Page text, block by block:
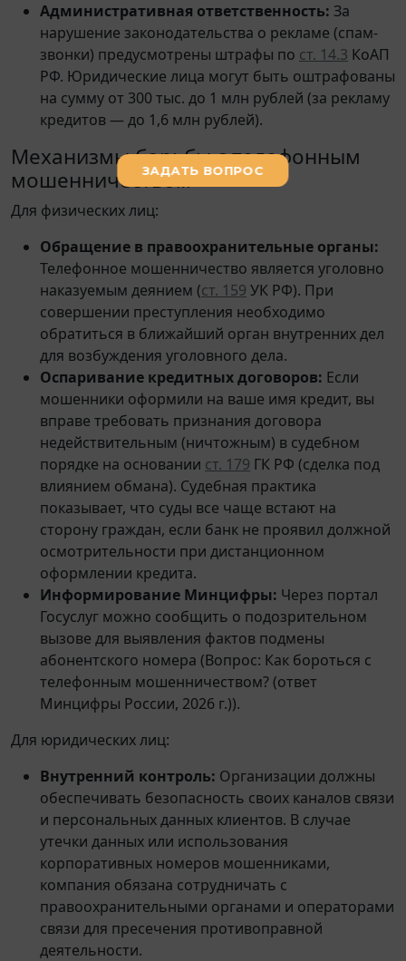
Административная ответственность: За
нарушение законодательства о рекламе (спам-
звонки) предусмотрены штрафы по ст. 14.3 КоАП
РФ. Юридические лица могут быть оштрафованы
на сумму от 300 тыс. до 1 млн рублей (за рекламу
кредитов — до 1,6 млн рублей).
Механизмы борьбы с телефонным
мошенничеством
Для физических лиц:
Обращение в правоохранительные органы:
Телефонное мошенничество является уголовно
наказуемым деянием (ст. 159 УК РФ). При
совершении преступления необходимо
обратиться в ближайший орган внутренних дел
для возбуждения уголовного дела.
Оспаривание кредитных договоров: Если
мошенники оформили на ваше имя кредит, вы
вправе требовать признания договора
недействительным (ничтожным) в судебном
порядке на основании ст. 179 ГК РФ (сделка под
влиянием обмана). Судебная практика
показывает, что суды все чаще встают на
сторону граждан, если банк не проявил должной
осмотрительности при дистанционном
оформлении кредита.
Информирование Минцифры: Через портал
Госуслуг можно сообщить о подозрительном
вызове для выявления фактов подмены
абонентского номера (Вопрос: Как бороться с
телефонным мошенничеством? (ответ
Минцифры России, 2026 г.)).
Для юридических лиц:
Внутренний контроль: Организации должны
обеспечивать безопасность своих каналов связи
и персональных данных клиентов. В случае
утечки данных или использования
корпоративных номеров мошенниками,
компания обязана сотрудничать с
правоохранительными органами и операторами
связи для пресечения противоправной
деятельности.